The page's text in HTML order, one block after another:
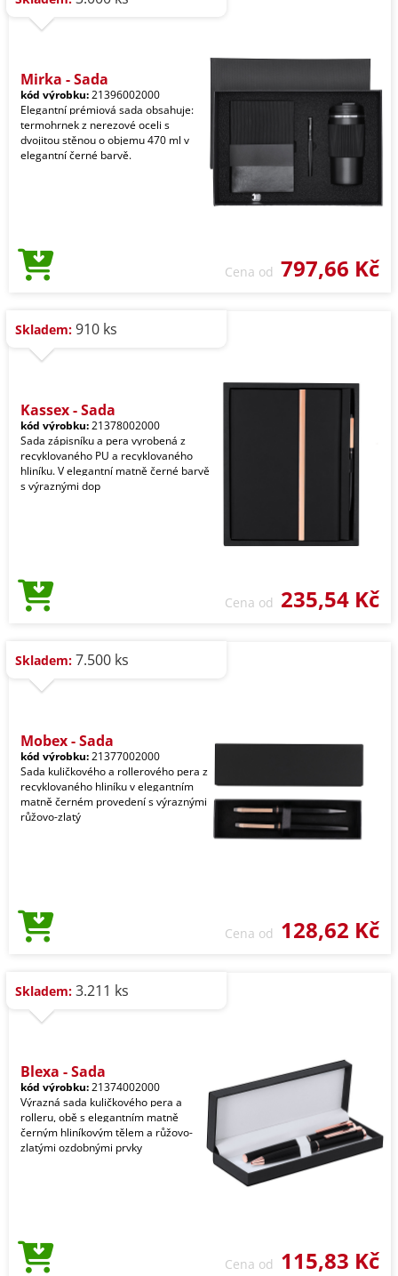
Mirka - Sada
kód výrobku:21396002000
Elegantní prémiová sada obsahuje:
termohrnek z nerezové oceli s
dvojitou stěnou o objemu 470 ml v
elegantní černé barvě.
Cena od 797,66 Kč
Skladem: 910 ks
Kassex - Sada
kód výrobku:21378002000
Sada zápisníku a pera vyrobená z
recyklovaného PU a recyklovaného
hliníku. V elegantní matně černé barvě
s výraznými dop
Cena od 235,54 Kč
Skladem: 7.500 ks
Mobex - Sada
kód výrobku:21377002000
Sada kuličkového a rollerového pera z
recyklovaného hliníku v elegantním
matně černém provedení s výraznými
růžovo-zlatý
Cena od 128,62 Kč
Skladem: 3.211 ks
Blexa - Sada
kód výrobku:21374002000
Výrazná sada kuličkového pera a
rolleru, obě s elegantním matně
černým hliníkovým tělem a růžovo-
zlatými ozdobnými prvky
Cena od 115,83 Kč